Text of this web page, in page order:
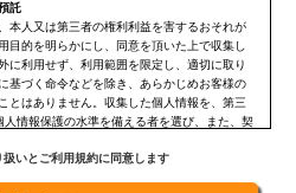
託
本人又は第三者の権利利益を害するおそれが
目的を明らかにし、同意を頂いた上で収集し
に利用せず、利用範囲を限定し、適切に取り
基づく命令などを除き、あらかじめお客様の
とはありません。収集した個人情報を、第三
情報保護の水準を備える者を選び、また、契
手続
いとご利用規約に同意します